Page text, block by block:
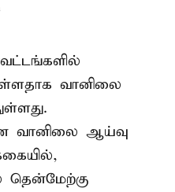
வானிலை
வானிலை ஆய்வு
தென்மேற்கு